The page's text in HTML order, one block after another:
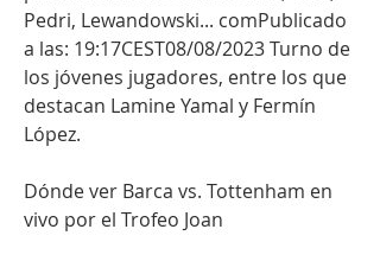
Pedri, Lewandowski... comPublicado
a las: 19:17CEST08/08/2023 Turno de
los jóvenes jugadores, entre los que
destacan Lamine Yamal y Fermín
López.
Dónde ver Barca vs. Tottenham en
vivo por el Trofeo Joan